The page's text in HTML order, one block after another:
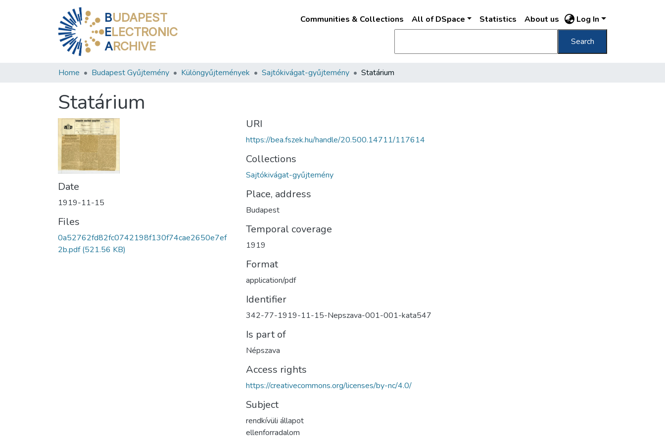
BUDAPEST
ELECTRONIC
ARCHIVE
Communities & Collections All of DSpace Statistics About us Log In
Search
Home Budapest Gyűjtemény Különgyűjtemények Sajtókivágat-gyűjtemény Statárium
Statárium
Date
1919-11-15
Files
0a52762fd82fc0742198f130f74cae2650e7ef
2b.pdf(521.56 KB)
URI
https://bea.fszek.hu/handle/20.500.14711/117614
Collections
Sajtókivágat-gyűjtemény
Place, address
Budapest
Temporal coverage
1919
Format
application/pdf
Identifier
342-77-1919-11-15-Nepszava-001-001-kata547
Is part of
Népszava
Access rights
https://creativecommons.org/licenses/by-nc/4.0/
Subject
rendkívüli állapot
ellenforradalom